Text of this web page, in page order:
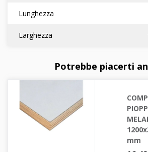
Lunghezza
Larghezza
Potrebbe piacerti
mm